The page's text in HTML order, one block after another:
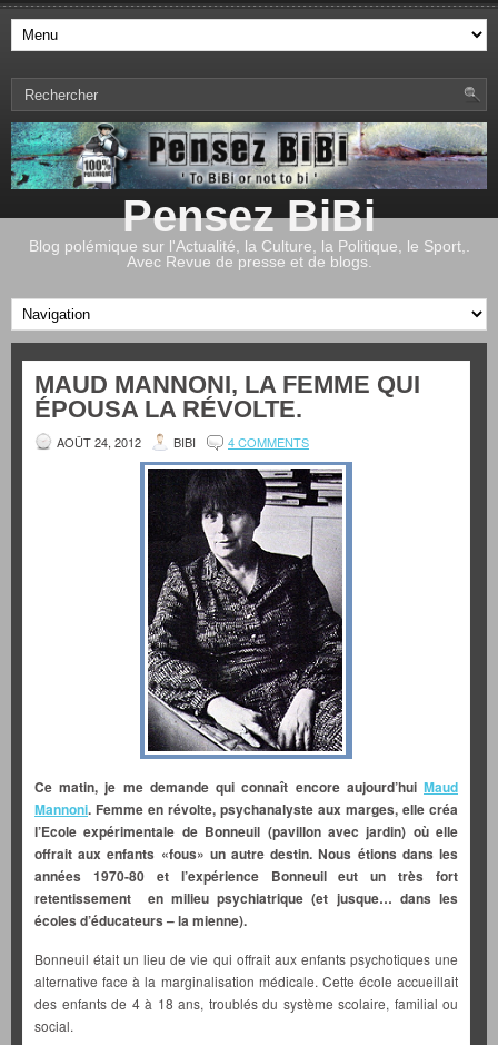
Pensez BiBi
Blog polémique sur l'Actualité, la Culture, la Politique, le Sport,.
Avec Revue de presse et de blogs.
MAUD MANNONI, LA FEMME QUI
ÉPOUSA LA RÉVOLTE.
AOÛT 24, 2012 BIBI 4 COMMENTS
Ce matin, je me demande qui connaît encore aujourd’huiMaud
Mannoni. Femme en révolte, psychanalyste aux marges, elle créa
l’Ecole expérimentale de Bonneuil (pavillon avec jardin) où elle
offrait aux enfants «fous» un autre destin. Nous étions dans les
années 1970-80 et l’expérience Bonneuil eut un très fort
retentissement en milieu psychiatrique (et jusque… dans les
écoles d’éducateurs – la mienne).
Bonneuil était un lieu de vie qui offrait aux enfants psychotiques une
alternative face à la marginalisation médicale. Cette école accueillait
des enfants de 4 à 18 ans, troublés du système scolaire, familial ou
social.